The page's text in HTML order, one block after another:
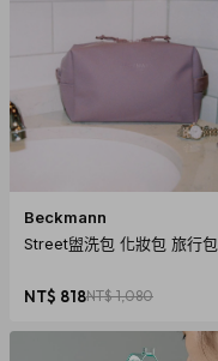
Beckmann
Street盥洗包 化妝包 旅行包
NT$ 818NT$ 1,080